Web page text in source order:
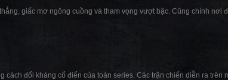
giấc mơ ngông cuồng và tham vọng vượt bậc. Cũng chính nơi
cách đối kháng cổ điển của toàn series. Các trận chiến diễn ra trên